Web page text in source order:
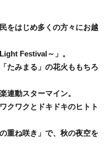
をはじめ多くの方々にお越
Festival～」。
たみまる」の花火ももちろ
連動スターマイン。
クワクとドキドキのヒトト
重ね咲き」で、秋の夜空を